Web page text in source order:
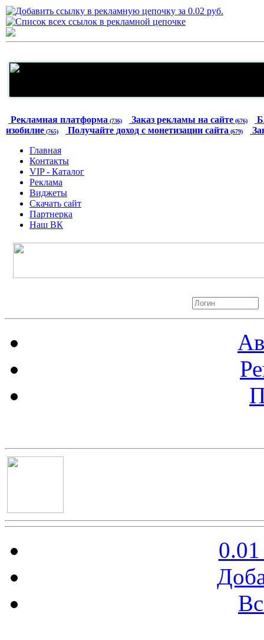
Рекламная платформа (736) Заказ рекламы на сайте (676)
изобилие (765) Получайте доход с монетизации сайта (679)
Главная
Контакты
VIP - Каталог
Реклама
Виджеты
Скачать сайт
Партнерка
Наш ВК